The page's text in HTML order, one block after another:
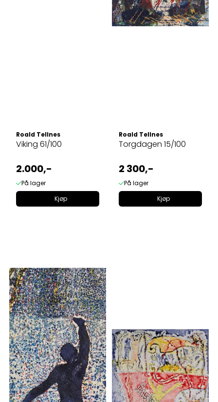
Roald Tellnes
Viking 61/100
2.000,-
På lager
Kjøp
Roald Tellnes
Torgdagen 15/100
2 300,-
På lager
Kjøp